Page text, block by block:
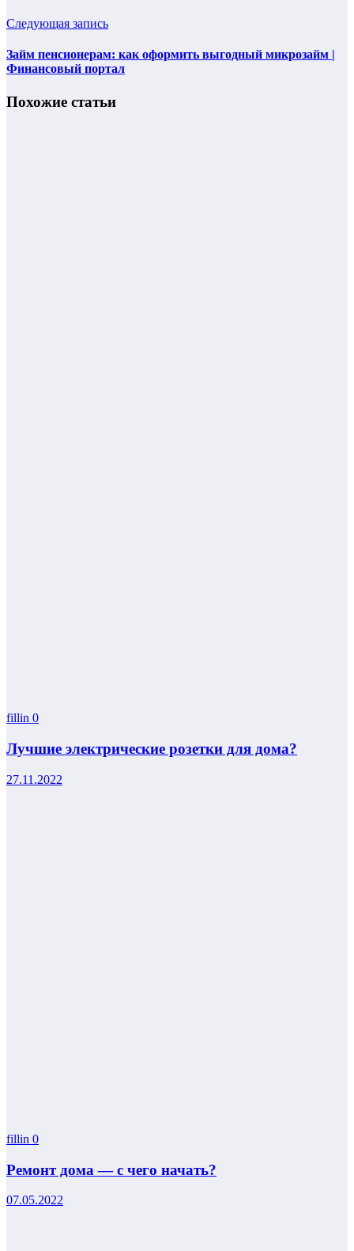
Следующая запись
Займ пенсионерам: как оформить выгодный микрозайм |
Финансовый портал
Похожие статьи
fillin 0
Лучшие электрические розетки для дома?
27.11.2022
fillin 0
Ремонт дома — с чего начать?
07.05.2022